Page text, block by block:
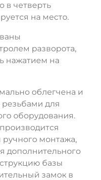
в четверть
на место.
разворота,
нажатием на
облегчена и
для
оборудования.
монтажа,
дополнительного
базы
замок в